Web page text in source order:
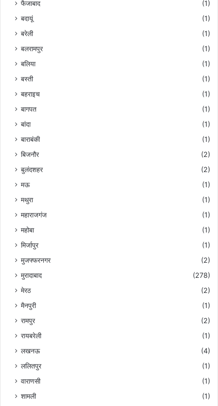
फैजाबाद
(1)
बदायूं
(1)
बरेली
(1)
बलरामपुर
(1)
बलिया
(1)
बस्ती
(1)
बहराइच
(1)
बागपत
(1)
बांदा
(1)
बाराबंकी
(1)
बिजनौर
(2)
बुलंदशहर
(2)
मऊ
(1)
मथुरा
(1)
महाराजगंज
(1)
महोबा
(1)
मिर्जापुर
(1)
मुजफ्फरनगर
(2)
मुरादाबाद
(278)
मेरठ
(2)
मैनपुरी
(1)
रामपुर
(2)
रायबरेली
(1)
लखनऊ
(4)
ललितपुर
(1)
वाराणसी
(1)
शामली
(1)